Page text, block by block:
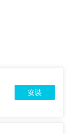
安裝